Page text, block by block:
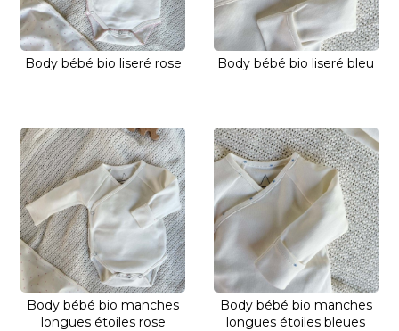
Body bébé bio liseré rose Body bébé bio liseré bleu
Body bébé bio manches
longues étoiles rose
Body bébé bio manches
longues étoiles bleues